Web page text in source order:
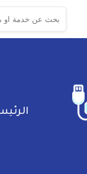
البحث
عن: